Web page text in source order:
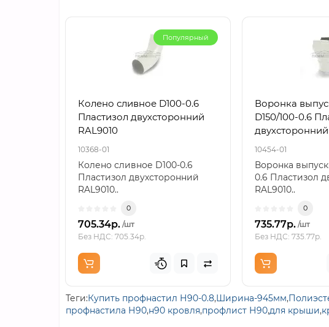
Популярный
Колено сливное D100-0.6
Пластизол двухсторонний
RAL9010
10368-01
Колено сливное D100-0.6
Пластизол двухсторонний
RAL9010..
0
705.34р. /шт
Без НДС: 705.34р.
Воронка
D150/100-0.6
10454-01
Воронка
0.6 Пластизол
RAL9010..
0
735.77р. /шт
Без НДС: 735.77р.
Теги:Купить профнастил Н90-0.8,Ширина-945мм,
профнастила Н90,н90 кровля,профлист Н90,для крыши,